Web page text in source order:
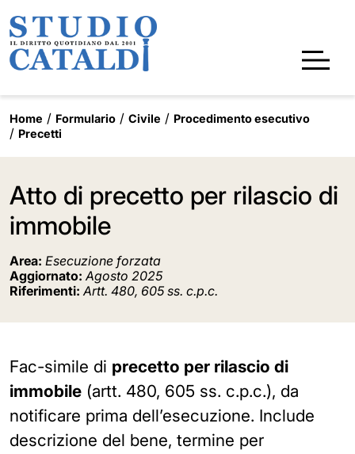
Home Formulario Civile
Procedimento esecutivo
Precetti
Atto di precetto per rilascio di
immobile
Area: Esecuzione forzata
Aggiornato: Agosto 2025
Riferimenti: Artt. 480, 605 ss. c.p.c.
Fac-simile di precetto per rilascio di
immobile (artt. 480, 605 ss. c.p.c.), da
notificare prima dell’esecuzione. Include
descrizione del bene, termine per